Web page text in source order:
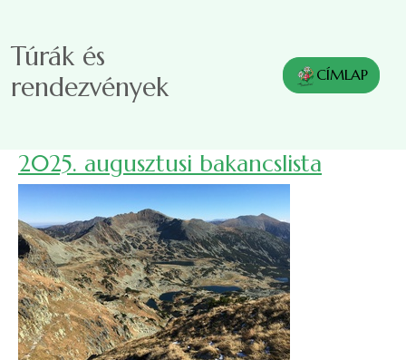
Túrák és
rendezvények
CÍMLAP
2025. augusztusi bakancslista